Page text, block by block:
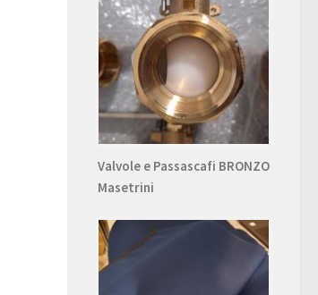
Valvole e Passascafi BRONZO
Masetrini